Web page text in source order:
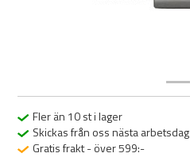
Fler än 10 st i lager
Skickas från oss nästa arbetsdag
Gratis frakt - över 599:-